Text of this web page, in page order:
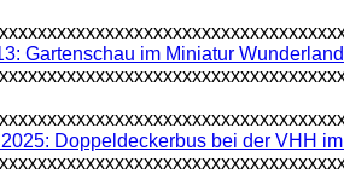
Gartenschau im Miniatur Wunderland
Doppeldeckerbus bei der VHH